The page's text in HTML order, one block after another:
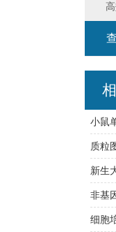
质粒
新生
非基
细胞